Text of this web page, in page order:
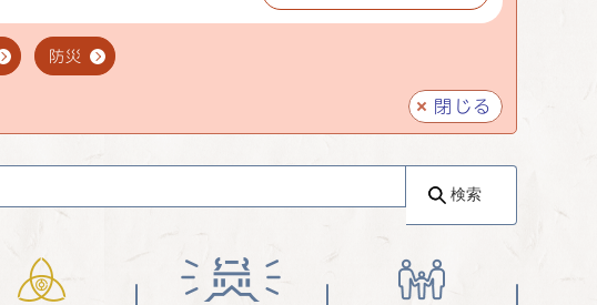
防災
閉じる
検索